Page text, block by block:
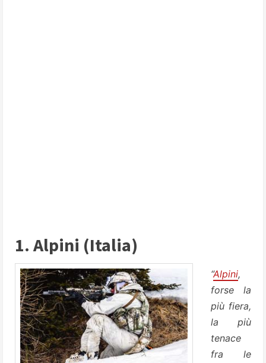
1. Alpini (Italia)
“Alpini,
forse la
più fiera,
la più
tenace
fra le